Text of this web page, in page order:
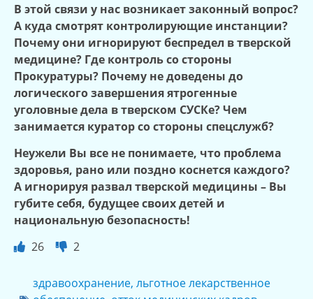
В этой связи у нас возникает законный вопрос?
А куда смотрят контролирующие инстанции?
Почему они игнорируют беспредел в тверской
медицине? Где контроль со стороны
Прокуратуры? Почему не доведены до
логического завершения ятрогенные
уголовные дела в тверском СУСКе? Чем
занимается куратор со стороны спецслужб?
Неужели Вы все не понимаете, что проблема
здоровья, рано или поздно коснется каждого?
А игнорируя развал тверской медицины – Вы
губите себя, будущее своих детей и
национальную безопасность!
26
2
здравоохранение, льготное лекарственное